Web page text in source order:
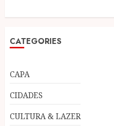
CATEGORIES
CAPA
CIDADES
CULTURA & LAZER